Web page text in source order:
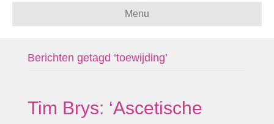
Menu
Berichten getagd ‘toewijding’
Tim Brys: ‘Ascetische